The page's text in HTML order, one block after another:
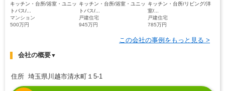
キッチン・台所/浴室・ユニッ
トバス/...
マンション
500万円
キッチン・台所/浴室・ユニッ
トバス/...
戸建住宅
945万円
キッチン・台所/リビング/洋
室/...
戸建住宅
785万円
この会社の事例をもっと見る >
会社の概要▼
住所 埼玉県川越市清水町１5-1